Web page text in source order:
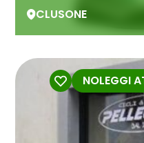
CLUSONE
NOLEGGI